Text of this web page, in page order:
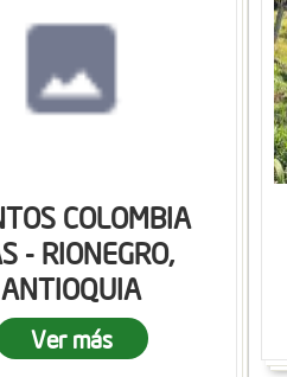
COLOMBIA
- RIONEGRO,
ANTIOQUIA
Ver más